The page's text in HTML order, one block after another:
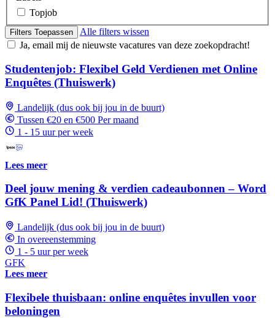
Topjob
Filters Toepassen
Alle filters wissen
Ja, email mij de nieuwste vacatures van deze zoekopdracht!
Studentenjob: Flexibel Geld Verdienen met Online
Enquêtes (Thuiswerk)
Landelijk (dus ook bij jou in de buurt)
Tussen €20 en €500 Per maand
1 - 15 uur per week
Lees meer
Deel jouw mening & verdien cadeaubonnen – Word
GfK Panel Lid! (Thuiswerk)
Landelijk (dus ook bij jou in de buurt)
In overeenstemming
1 - 5 uur per week
GFK
Lees meer
Flexibele thuisbaan: online enquêtes invullen voor
beloningen